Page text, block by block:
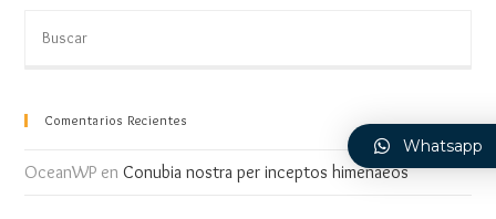
Comentarios Recientes
OceanWP enConubia nostra per inceptos himenaeos
Whatsapp